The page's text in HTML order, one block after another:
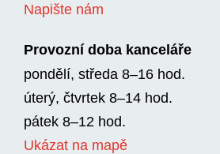
Napište nám
Provozní doba kanceláře
pondělí, středa 8–16 hod.
úterý, čtvrtek 8–14 hod.
pátek 8–12 hod.
Ukázat na mapě